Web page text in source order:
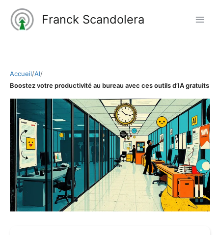
contenu
Franck Scandolera
Accueil/AI/
Boostez votre productivité au bureau avec ces outils d’IA gratuits